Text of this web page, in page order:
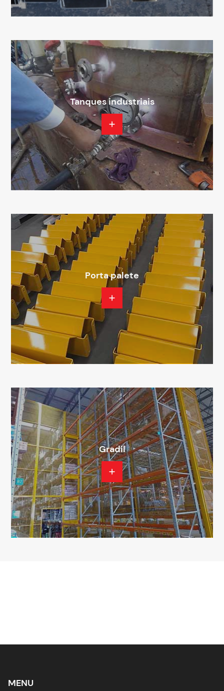
Tanques industriais
Porta palete
Gradil
MENU